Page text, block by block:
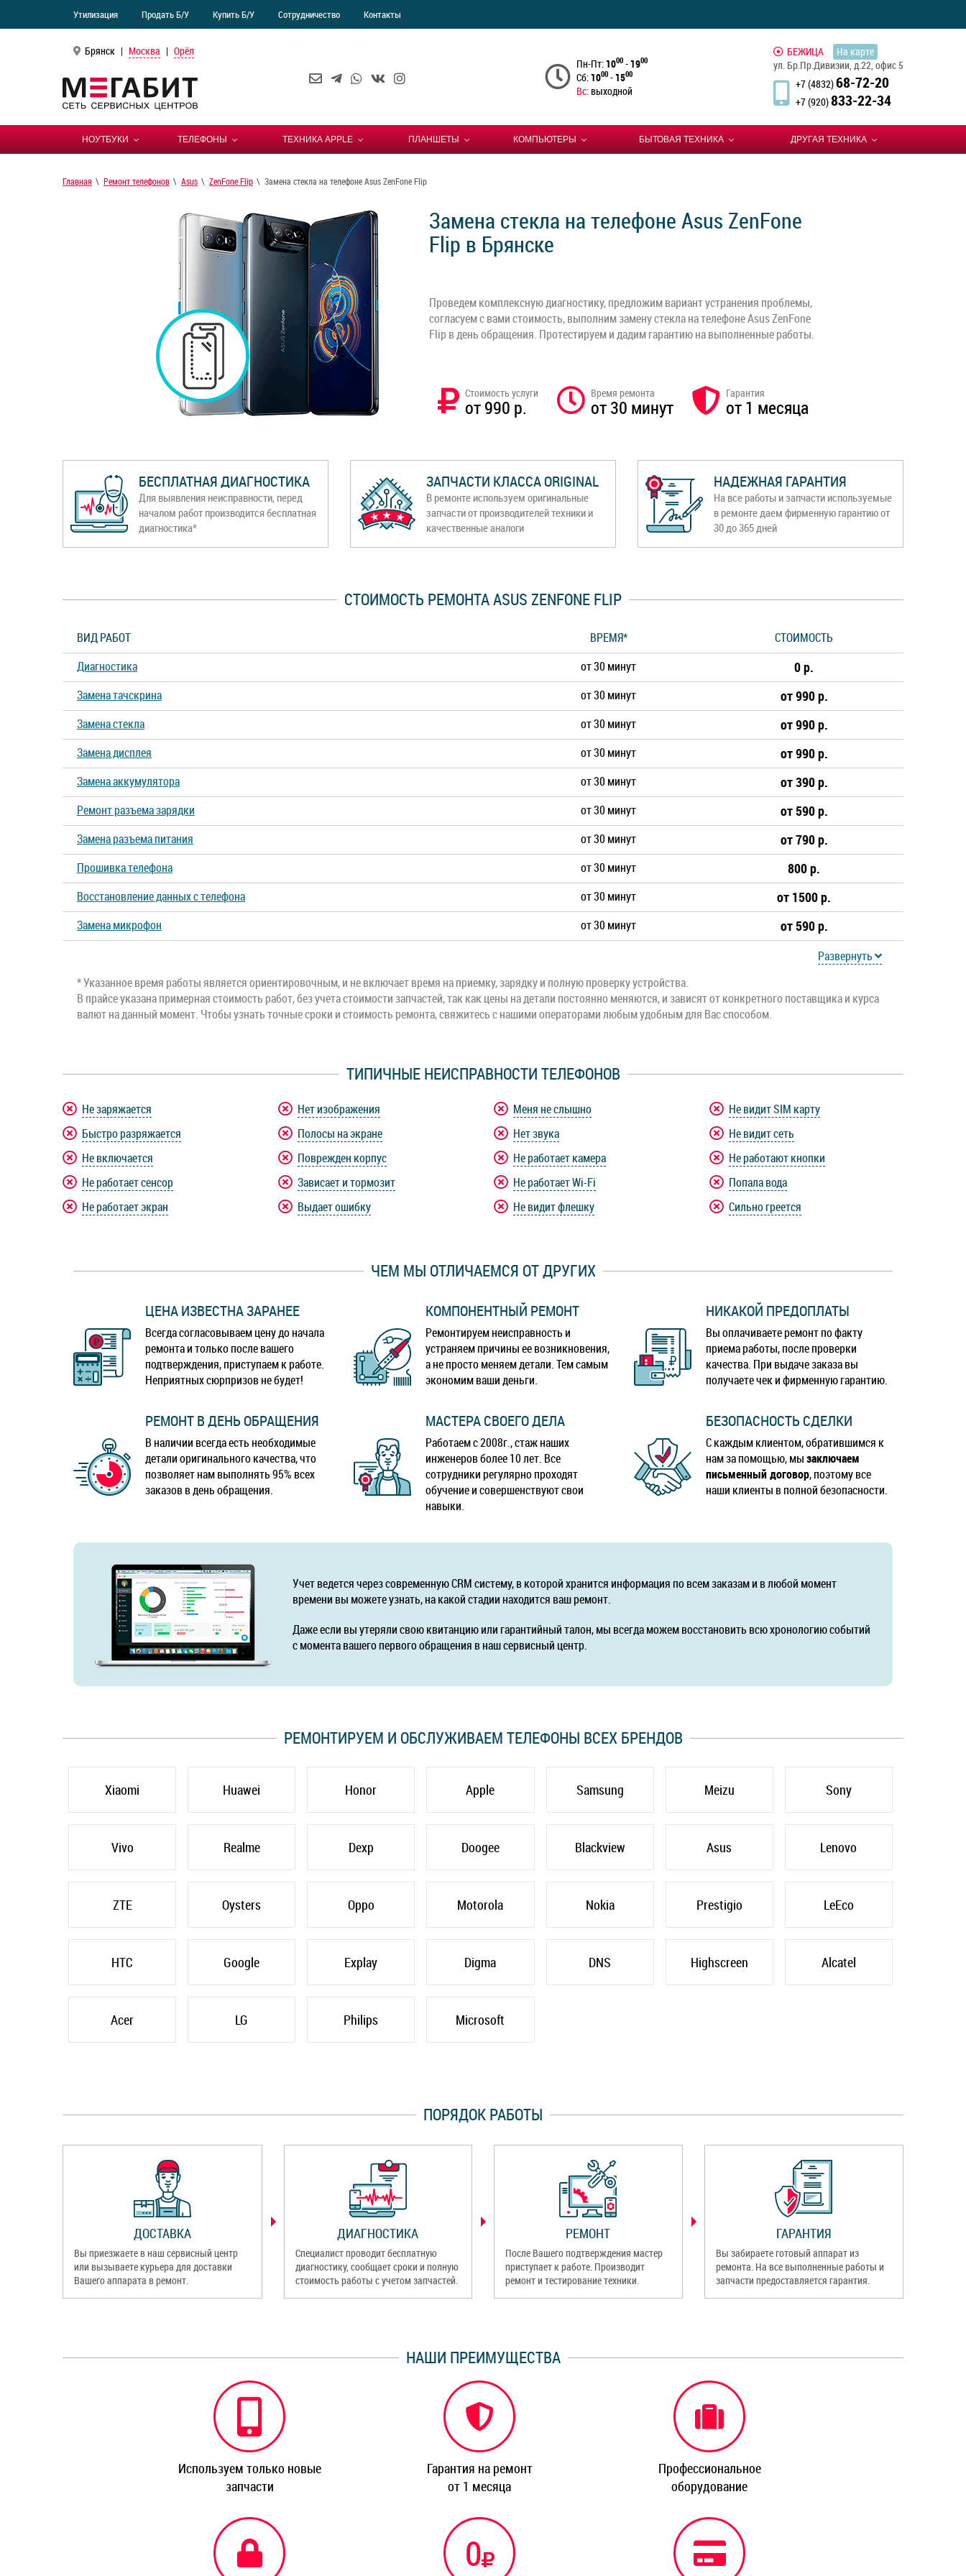
Утилизация Продать Б/У Купить Б/У Сотрудничество Контакты
Брянск | Москва | Орёл
Пн-Пт:1000-1900
Сб:1000-1500
Вс:выходной
БЕЖИЦА
На карте
ул. Бр.Пр.Дивизии, д.22, офис 5
+7 (4832)68-72-20
+7 (920)833-22-34
НОУТБУКИ ТЕЛЕФОНЫ ТЕХНИКА APPLE ПЛАНШЕТЫ КОМПЬЮТЕРЫ БЫТОВАЯ ТЕХНИКА ДРУГАЯ ТЕХНИКА
Главная Ремонт телефонов Asus ZenFone Flip Замена стекла на телефоне Asus ZenFone Flip
Замена стекла на телефоне Asus ZenFone
Flip в Брянске
Проведем комплексную диагностику, предложим вариант устранения проблемы,
согласуем с вами стоимость, выполним замену стекла на телефоне Asus ZenFone
Flip в день обращения. Протестируем и дадим гарантию на выполненные работы.
Стоимость услуги
от 990 р.
Время ремонта
от 30 минут
Гарантия
от 1 месяца
БЕСПЛАТНАЯ ДИАГНОСТИКА
Для выявления неисправности, перед
началом работ производится бесплатная
диагностика*
ЗАПЧАСТИ КЛАССА ORIGINAL
В ремонте используем оригинальные
запчасти от производителей техники и
качественные аналоги
НАДЕЖНАЯ ГАРАНТИЯ
На все работы и запчасти используемые
в ремонте даем фирменную гарантию от
30 до 365 дней
СТОИМОСТЬ РЕМОНТА ASUS ZENFONE FLIP
ВИД РАБОТ ВРЕМЯ*
СТОИМОСТЬ
Диагностика
от 30 минут 0 р.
Замена тачскрина от 30 минут от 990 р.
Замена стекла от 30 минут от 990 р.
Замена дисплея от 30 минут от 990 р.
Замена аккумулятора от 30 минут от 390 р.
Ремонт разъема зарядки от 30 минут от 590 р.
Замена разъема питания от 30 минут от 790 р.
Прошивка телефона от 30 минут 800 р.
Восстановление данных с телефона от 30 минут от 1500 р.
Замена микрофон от 30 минут от 590 р.
Развернуть
* Указанное время работы является ориентировочным, и не включает время на приемку, зарядку и полную проверку устройства.
В прайсе указана примерная стоимость работ, без учета стоимости запчастей, так как цены на детали постоянно меняются, и зависят от конкретного поставщика и курса
валют на данный момент. Чтобы узнать точные сроки и стоимость ремонта, свяжитесь с нашими операторами любым удобным для Вас способом.
ТИПИЧНЫЕ НЕИСПРАВНОСТИ ТЕЛЕФОНОВ
Не заряжается
Быстро разряжается
Не включается
Не работает сенсор
Не работает экран
Нет изображения
Полосы на экране
Поврежден корпус
Зависает и тормозит
Выдает ошибку
Меня не слышно
Нет звука
Не работает камера
Не работает Wi-Fi
Не видит флешку
Не видит SIM карту
Не видит сеть
Не работают кнопки
Попала вода
Сильно греется
ЧЕМ МЫ ОТЛИЧАЕМСЯ ОТ ДРУГИХ
ЦЕНА ИЗВЕСТНА ЗАРАНЕЕ
Всегда согласовываем цену до начала
ремонта и только после вашего
подтверждения, приступаем к работе.
Неприятных сюрпризов не будет!
КОМПОНЕНТНЫЙ РЕМОНТ
Ремонтируем неисправность и
устраняем причины ее возникновения,
а не просто меняем детали. Тем самым
экономим ваши деньги.
НИКАКОЙ ПРЕДОПЛАТЫ
Вы оплачиваете ремонт по факту
приема работы, после проверки
качества. При выдаче заказа вы
получаете чек и фирменную гарантию.
РЕМОНТ В ДЕНЬ ОБРАЩЕНИЯ
В наличии всегда есть необходимые
детали оригинального качества, что
позволяет нам выполнять 95% всех
заказов в день обращения.
МАСТЕРА СВОЕГО ДЕЛА
Работаем с 2008г., стаж наших
инженеров более 10 лет. Все
сотрудники регулярно проходят
обучение и совершенствуют свои
навыки.
БЕЗОПАСНОСТЬ СДЕЛКИ
С каждым клиентом, обратившимся к
нам за помощью, мызаключаем
письменный договор, поэтому все
наши клиенты в полной безопасности.
Учет ведется через современную CRM систему, в которой хранится информация по всем заказам и в любой момент
времени вы можете узнать, на какой стадии находится ваш ремонт.
Даже если вы утеряли свою квитанцию или гарантийный талон, мы всегда можем восстановить всю хронологию событий
с момента вашего первого обращения в наш сервисный центр.
РЕМОНТИРУЕМ И ОБСЛУЖИВАЕМ ТЕЛЕФОНЫ ВСЕХ БРЕНДОВ
Xiaomi Huawei Honor Apple Samsung Meizu Sony
Vivo Realme Dexp Doogee Blackview Asus Lenovo
ZTE Oysters Oppo Motorola Nokia Prestigio LeEco
HTC Google Explay Digma DNS Highscreen Alcatel
Acer LG Philips Microsoft
ПОРЯДОК РАБОТЫ
ДОСТАВКА
Вы приезжаете в наш сервисный центр
или вызываете курьера для доставки
Вашего аппарата в ремонт.
ДИАГНОСТИКА
Специалист проводит бесплатную
диагностику, сообщает сроки и полную
стоимость работы с учетом запчастей.
РЕМОНТ
После Вашего подтверждения мастер
приступает к работе. Производит
ремонт и тестирование техники.
ГАРАНТИЯ
Вы забираете готовый аппарат из
ремонта. На все выполненные работы и
запчасти предоставляется гарантия.
НАШИ ПРЕИМУЩЕСТВА
Используем только новые
запчасти
Гарантия на ремонт
от 1 месяца
Профессиональное
оборудование
0